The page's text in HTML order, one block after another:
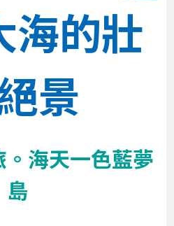
海的壯
景
海天一色藍夢
島